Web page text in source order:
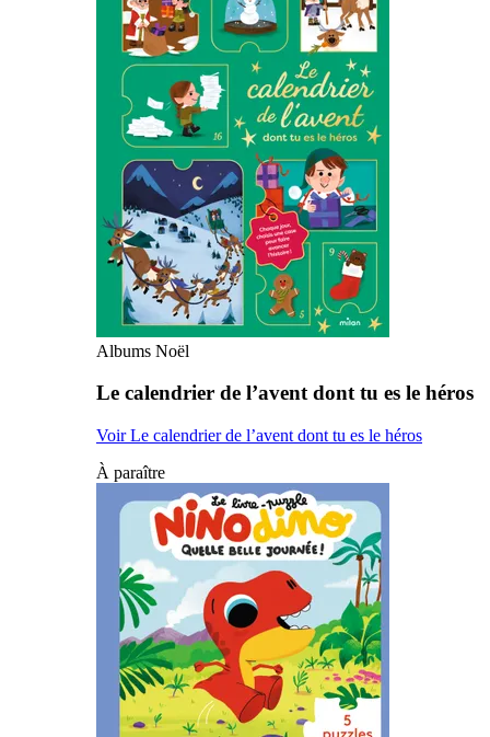
Albums Noël
Le calendrier de l’avent dont tu es le héros
Voir Le calendrier de l’avent dont tu es le héros
À paraître